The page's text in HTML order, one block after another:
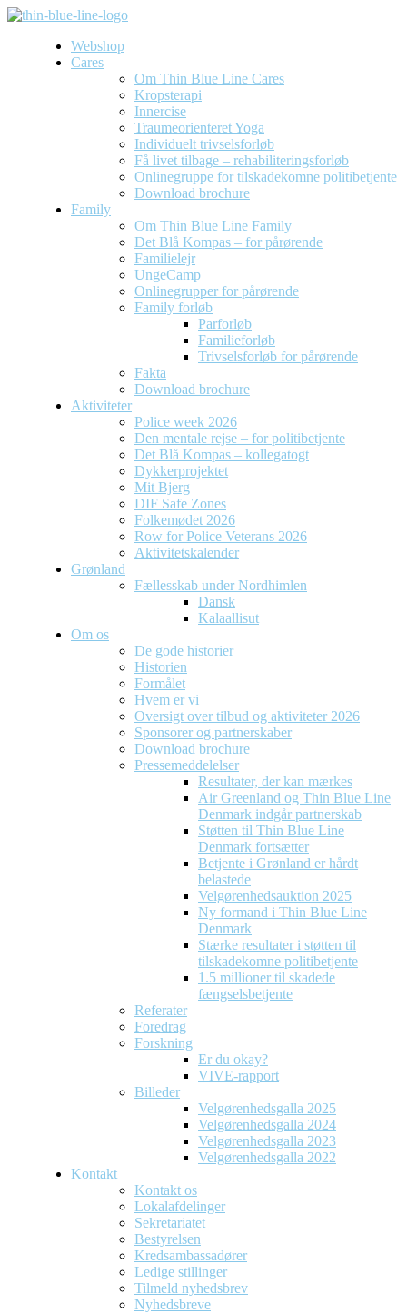
Webshop
Cares
Om Thin Blue Line Cares
Kropsterapi
Innercise
Traumeorienteret Yoga
Individuelt trivselsforløb
Få livet tilbage – rehabiliteringsforløb
Onlinegruppe for tilskadekomne politibetjente
Download brochure
Family
Om Thin Blue Line Family
Det Blå Kompas – for pårørende
Familielejr
UngeCamp
Onlinegrupper for pårørende
Family forløb
Parforløb
Familieforløb
Trivselsforløb for pårørende
Fakta
Download brochure
Aktiviteter
Police week 2026
Den mentale rejse – for politibetjente
Det Blå Kompas – kollegatogt
Dykkerprojektet
Mit Bjerg
DIF Safe Zones
Folkemødet 2026
Row for Police Veterans 2026
Aktivitetskalender
Grønland
Fællesskab under Nordhimlen
Dansk
Kalaallisut
Om os
De gode historier
Historien
Formålet
Hvem er vi
Oversigt over tilbud og aktiviteter 2026
Sponsorer og partnerskaber
Download brochure
Pressemeddelelser
Resultater, der kan mærkes
Air Greenland og Thin Blue Line
Denmark indgår partnerskab
Støtten til Thin Blue Line
Denmark fortsætter
Betjente i Grønland er hårdt
belastede
Velgørenhedsauktion 2025
Ny formand i Thin Blue Line
Denmark
Stærke resultater i støtten til
tilskadekomne politibetjente
1.5 millioner til skadede
fængselsbetjente
Referater
Foredrag
Forskning
Er du okay?
VIVE-rapport
Billeder
Velgørenhedsgalla 2025
Velgørenhedsgalla 2024
Velgørenhedsgalla 2023
Velgørenhedsgalla 2022
Kontakt
Kontakt os
Lokalafdelinger
Sekretariatet
Bestyrelsen
Kredsambassadører
Ledige stillinger
Tilmeld nyhedsbrev
Nyhedsbreve